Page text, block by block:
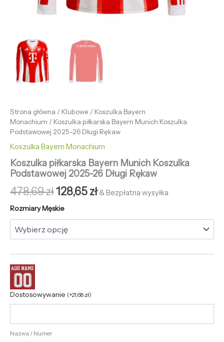
Strona główna / Klubowe / Koszulka Bayern
Monachium / Koszulka piłkarska Bayern Munich Koszulka
Podstawowej 2025-26 Długi Rękaw
Koszulka Bayern Monachium
Koszulka piłkarska Bayern Munich Koszulka
Podstawowej 2025-26 Długi Rękaw
478,69zł128,65zł & Bezpłatna wysyłka
Rozmiary Męskie
Dostosowywanie (+21,68 zł)
Nazwa / Numer